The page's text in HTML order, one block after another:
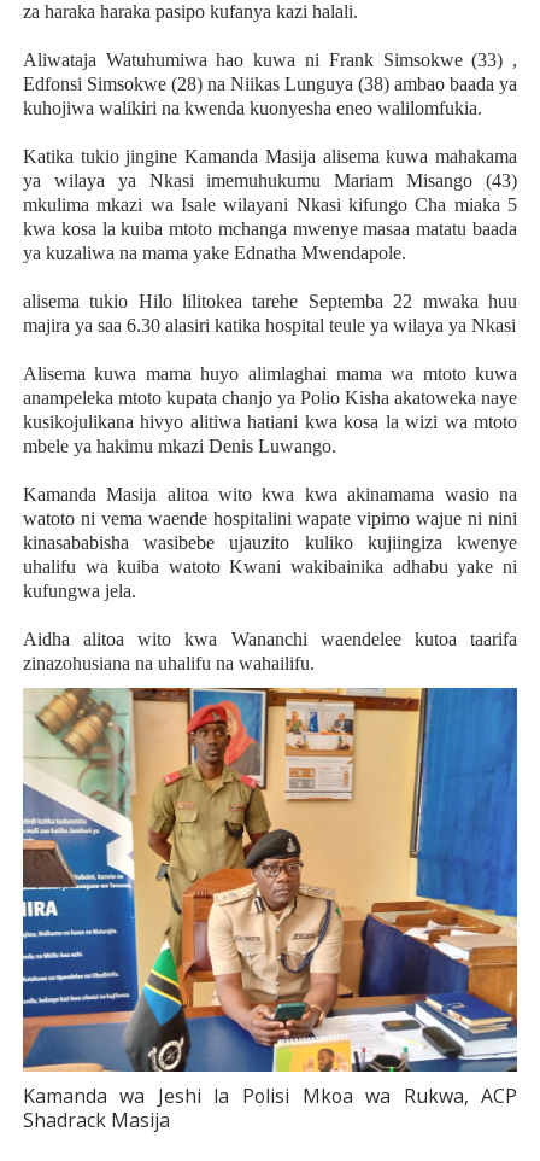
za haraka haraka pasipo kufanya kazi halali.
Aliwataja Watuhumiwa hao kuwa ni Frank Simsokwe (33) ,
Edfonsi Simsokwe (28) na Niikas Lunguya (38) ambao baada ya
kuhojiwa walikiri na kwenda kuonyesha eneo walilomfukia.
Katika tukio jingine Kamanda Masija alisema kuwa mahakama
ya wilaya ya Nkasi imemuhukumu Mariam Misango (43)
mkulima mkazi wa Isale wilayani Nkasi kifungo Cha miaka 5
kwa kosa la kuiba mtoto mchanga mwenye masaa matatu baada
ya kuzaliwa na mama yake Ednatha Mwendapole.
alisema tukio Hilo lilitokea tarehe Septemba 22 mwaka huu
majira ya saa 6.30 alasiri katika hospital teule ya wilaya ya Nkasi
Alisema kuwa mama huyo alimlaghai mama wa mtoto kuwa
anampeleka mtoto kupata chanjo ya Polio Kisha akatoweka naye
kusikojulikana hivyo alitiwa hatiani kwa kosa la wizi wa mtoto
mbele ya hakimu mkazi Denis Luwango.
Kamanda Masija alitoa wito kwa kwa akinamama wasio na
watoto ni vema waende hospitalini wapate vipimo wajue ni nini
kinasababisha wasibebe ujauzito kuliko kujiingiza kwenye
uhalifu wa kuiba watoto Kwani wakibainika adhabu yake ni
kufungwa jela.
Aidha alitoa wito kwa Wananchi waendelee kutoa taarifa
zinazohusiana na uhalifu na wahailifu.
Kamanda wa Jeshi la Polisi Mkoa wa Rukwa, ACP
Shadrack Masija